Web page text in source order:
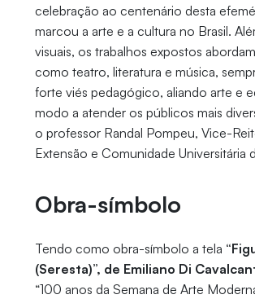
celebração ao centenário desta
marcou a arte e a cultura no Brasil.
visuais, os trabalhos expostos
como teatro, literatura e música,
forte viés pedagógico, aliando arte e
modo a atender os públicos mais
o professor Randal Pompeu, Vice-
Extensão e Comunidade Universitária
Obra-símbolo
Tendo como obra-símbolo a tela
(Seresta)”, de Emiliano Di
“100 anos da Semana de Arte